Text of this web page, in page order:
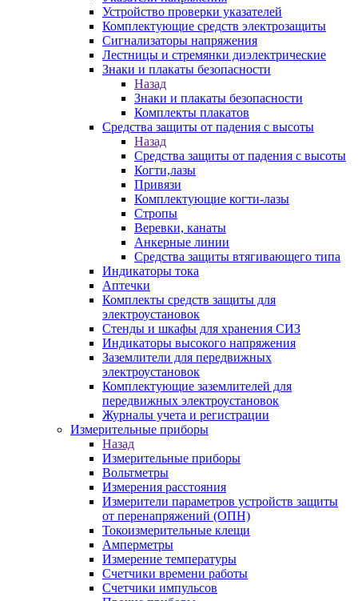
Устройство проверки указателей
Комплектующие средств электрозащиты
Сигнализаторы напряжения
Лестницы и стремянки диэлектрические
Знаки и плакаты безопасности
Назад
Знаки и плакаты безопасности
Комплекты плакатов
Средства защиты от падения с высоты
Назад
Средства защиты от падения с высоты
Когти,лазы
Привязи
Комплектующие когти-лазы
Стропы
Веревки, канаты
Анкерные линии
Средства защиты втягивающего типа
Индикаторы тока
Аптечки
Комплекты средств защиты для
электроустановок
Стенды и шкафы для хранения СИЗ
Индикаторы высокого напряжения
Заземлители для передвижных
электроустановок
Комплектующие заземлителей для
передвижных электроустановок
Журналы учета и регистрации
Измерительные приборы
Назад
Измерительные приборы
Вольтметры
Измерения расстояния
Измерители параметров устройств защиты
от перенапряжений (ОПН)
Токоизмерительные клещи
Амперметры
Измерение температуры
Счетчики времени работы
Счетчики импульсов